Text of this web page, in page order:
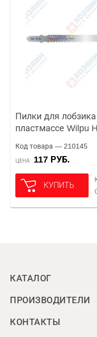
Пилки для
пластмассе Wilpu
Код товара — 210145
ЦЕНА 117 РУБ.
КУПИТЬ
КАТАЛОГ
ПРОИЗВОДИТЕЛИ
КОНТАКТЫ